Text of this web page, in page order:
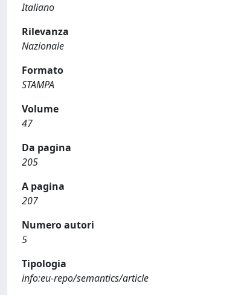
Italiano
Rilevanza
Nazionale
Formato
STAMPA
Volume
47
Da pagina
205
A pagina
207
Numero autori
5
Tipologia
info:eu-repo/semantics/article